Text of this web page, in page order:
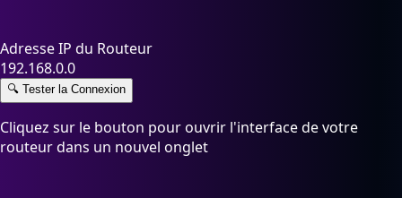
Adresse IP du Routeur
192.168.0.0
🔍 Tester la Connexion
Cliquez sur le bouton pour ouvrir l'interface de votre
routeur dans un nouvel onglet